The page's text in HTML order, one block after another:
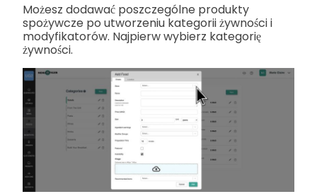
Możesz dodawać poszczególne produkty
spożywcze po utworzeniu kategorii żywności i
modyfikatorów. Najpierw wybierz kategorię
żywności.